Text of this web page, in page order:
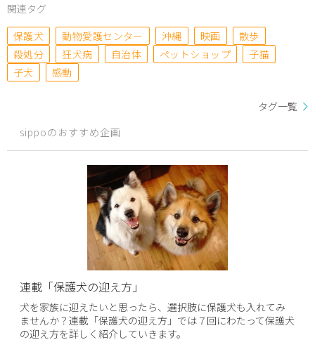
関連タグ
保護犬
動物愛護センター 沖縄 映画
散歩
殺処分
狂犬病 自治体 ペットショップ
子猫
子犬
感動
タグ一覧
sippoのおすすめ企画
連載「保護犬の迎え方」
犬を家族に迎えたいと思ったら、選択肢に保護犬も入れてみ
ませんか？連載「保護犬の迎え方」では７回にわたって保護犬
の迎え方を詳しく紹介していきます。